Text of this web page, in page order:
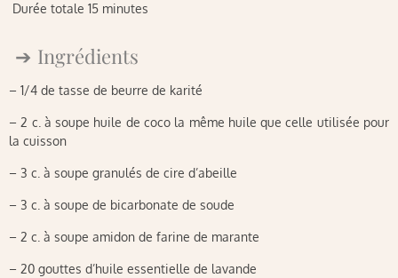
Durée totale 15 minutes
Ingrédients
– 1/4 de tasse de beurre de karité
– 2 c. à soupe huile de coco la même huile que celle utilisée pour
la cuisson
– 3 c. à soupe granulés de cire d’abeille
– 3 c. à soupe de bicarbonate de soude
– 2 c. à soupe amidon de farine de marante
– 20 gouttes d’huile essentielle de lavande